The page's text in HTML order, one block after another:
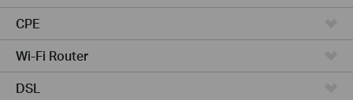
CPE
Wi-Fi Router
DSL